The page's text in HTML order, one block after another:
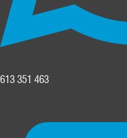
613 351 463